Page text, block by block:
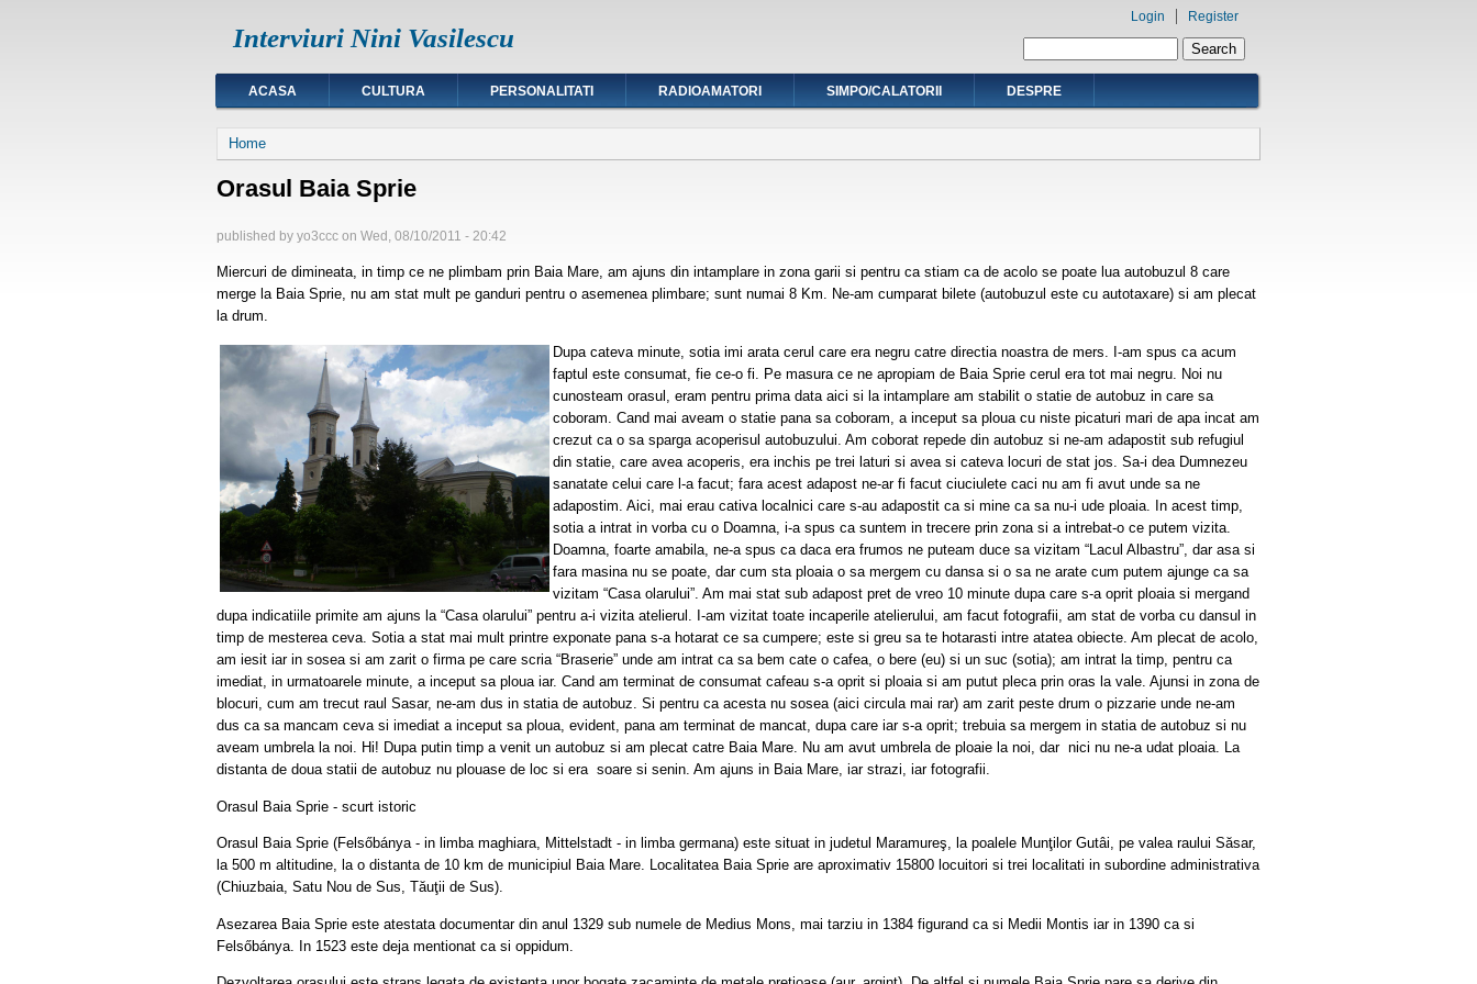
Interviuri Nini Vasilescu
Login Register
ACASA CULTURA PERSONALITATI RADIOAMATORI SIMPO/CALATORII DESPRE
You are here
Home
Orasul Baia Sprie
published by yo3ccc on Wed, 08/10/2011 - 20:42
Miercuri de dimineata, in timp ce ne plimbam prin Baia Mare, am ajuns din intamplare in zona garii si pentru ca stiam ca de acolo se poate lua autobuzul 8 care
merge la Baia Sprie, nu am stat mult pe ganduri pentru o asemenea plimbare; sunt numai 8 Km. Ne-am cumparat bilete (autobuzul este cu autotaxare) si am plecat
la drum.
Dupa cateva minute, sotia imi arata cerul care era negru catre directia noastra de mers. I-am spus ca acum
faptul este consumat, fie ce-o fi. Pe masura ce ne apropiam de Baia Sprie cerul era tot mai negru. Noi nu
cunosteam orasul, eram pentru prima data aici si la intamplare am stabilit o statie de autobuz in care sa
coboram. Cand mai aveam o statie pana sa coboram, a inceput sa ploua cu niste picaturi mari de apa incat am
crezut ca o sa sparga acoperisul autobuzului. Am coborat repede din autobuz si ne-am adapostit sub refugiul
din statie, care avea acoperis, era inchis pe trei laturi si avea si cateva locuri de stat jos. Sa-i dea Dumnezeu
sanatate celui care l-a facut; fara acest adapost ne-ar fi facut ciuciulete caci nu am fi avut unde sa ne
adapostim. Aici, mai erau cativa localnici care s-au adapostit ca si mine ca sa nu-i ude ploaia. In acest timp,
sotia a intrat in vorba cu o Doamna, i-a spus ca suntem in trecere prin zona si a intrebat-o ce putem vizita.
Doamna, foarte amabila, ne-a spus ca daca era frumos ne puteam duce sa vizitam “Lacul Albastru”, dar asa si
fara masina nu se poate, dar cum sta ploaia o sa mergem cu dansa si o sa ne arate cum putem ajunge ca sa
vizitam “Casa olarului”. Am mai stat sub adapost pret de vreo 10 minute dupa care s-a oprit ploaia si mergand
dupa indicatiile primite am ajuns la “Casa olarului” pentru a-i vizita atelierul. I-am vizitat toate incaperile atelierului, am facut fotografii, am stat de vorba cu dansul in
timp de mesterea ceva. Sotia a stat mai mult printre exponate pana s-a hotarat ce sa cumpere; este si greu sa te hotarasti intre atatea obiecte. Am plecat de acolo,
am iesit iar in sosea si am zarit o firma pe care scria “Braserie” unde am intrat ca sa bem cate o cafea, o bere (eu) si un suc (sotia); am intrat la timp, pentru ca
imediat, in urmatoarele minute, a inceput sa ploua iar. Cand am terminat de consumat cafeau s-a oprit si ploaia si am putut pleca prin oras la vale. Ajunsi in zona de
blocuri, cum am trecut raul Sasar, ne-am dus in statia de autobuz. Si pentru ca acesta nu sosea (aici circula mai rar) am zarit peste drum o pizzarie unde ne-am
dus ca sa mancam ceva si imediat a inceput sa ploua, evident, pana am terminat de mancat, dupa care iar s-a oprit; trebuia sa mergem in statia de autobuz si nu
aveam umbrela la noi. Hi! Dupa putin timp a venit un autobuz si am plecat catre Baia Mare. Nu am avut umbrela de ploaie la noi, dar nici nu ne-a udat ploaia. La
distanta de doua statii de autobuz nu plouase de loc si era soare si senin. Am ajuns in Baia Mare, iar strazi, iar fotografii.
Orasul Baia Sprie - scurt istoric
Orasul Baia Sprie (Felsőbánya - in limba maghiara, Mittelstadt - in limba germana) este situat in judetul Maramureş, la poalele Munţilor Gutâi, pe valea raului Săsar,
la 500 m altitudine, la o distanta de 10 km de municipiul Baia Mare. Localitatea Baia Sprie are aproximativ 15800 locuitori si trei localitati in subordine administrativa
(Chiuzbaia, Satu Nou de Sus, Tăuţii de Sus).
Asezarea Baia Sprie este atestata documentar din anul 1329 sub numele de Medius Mons, mai tarziu in 1384 figurand ca si Medii Montis iar in 1390 ca si
Felsőbánya. In 1523 este deja mentionat ca si oppidum.